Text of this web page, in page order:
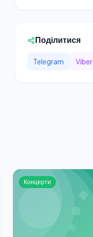
Поділитися
Telegram Viber
Концерти